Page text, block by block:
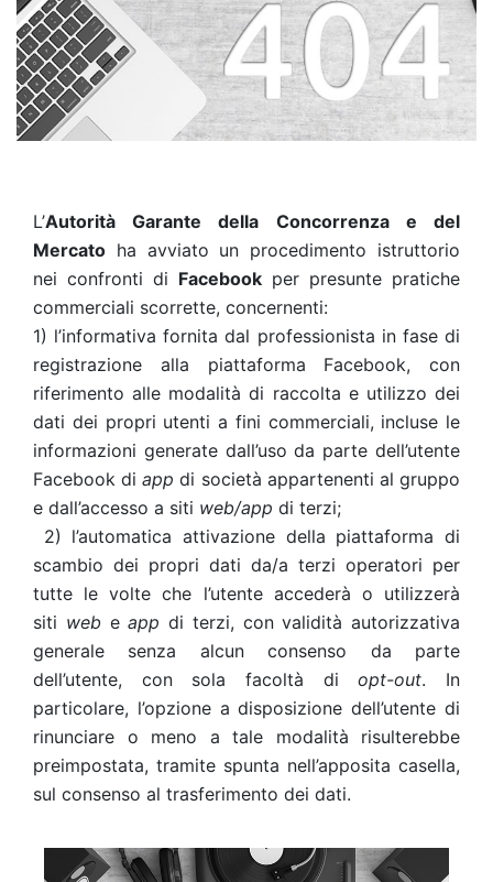
L’Autorità Garante della Concorrenza e del
Mercato ha avviato un procedimento istruttorio
nei confronti di Facebook per presunte pratiche
commerciali scorrette, concernenti:
1) l’informativa fornita dal professionista in fase di
registrazione alla piattaforma Facebook, con
riferimento alle modalità di raccolta e utilizzo dei
dati dei propri utenti a fini commerciali, incluse le
informazioni generate dall’uso da parte dell’utente
Facebook diapp di società appartenenti al gruppo
e dall’accesso a siti web/app di terzi;
2) l’automatica attivazione della piattaforma di
scambio dei propri dati da/a terzi operatori per
tutte le volte che l’utente accederà o utilizzerà
siti webeapp di terzi, con validità autorizzativa
generale senza alcun consenso da parte
dell’utente, con sola facoltà diopt-out. In
particolare, l’opzione a disposizione dell’utente di
rinunciare o meno a tale modalità risulterebbe
preimpostata, tramite spunta nell’apposita casella,
sul consenso al trasferimento dei dati.